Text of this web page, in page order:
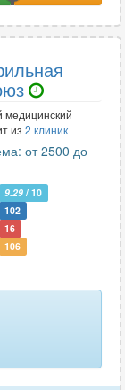
из 2 клиник
от 2500 до
9.29 / 10
102
16
106